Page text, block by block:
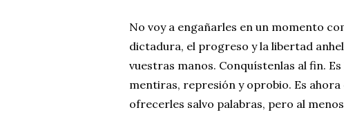
No voy a engañarles en un momento
dictadura, el progreso y la libertad
vuestras manos. Conquístenlas al fin.
mentiras, represión y oprobio. Es
ofrecerles salvo palabras, pero al